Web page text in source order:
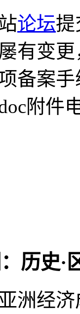
论坛提
有变
备案
附件
历史·
洲经